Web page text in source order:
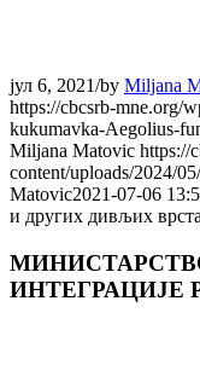
јул 6, 2021/by Miljana
https://cbcsrb-mne.org/
kukumavka-Aegolius-
Miljana Matovic https://
content/uploads/2024/
Matovic2021-07-06
и других дивљих врста
ИНТЕГРАЦИЈЕ